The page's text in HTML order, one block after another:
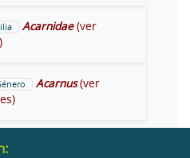
Acarnidae (ver
Acarnus (ver